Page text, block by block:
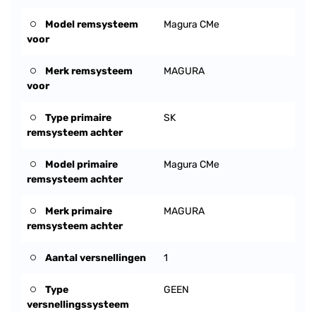
Model remsysteem
voor
Magura CMe
Merk remsysteem
voor
MAGURA
Type primaire
remsysteem achter
SK
Model primaire
remsysteem achter
Magura CMe
Merk primaire
remsysteem achter
MAGURA
Aantal versnellingen 1
Type
versnellingssysteem
GEEN